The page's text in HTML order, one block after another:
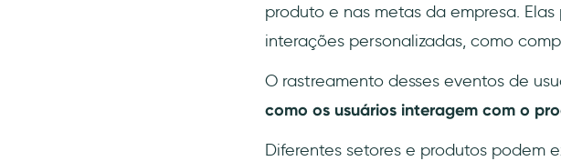
produto e nas metas da empresa.
interações personalizadas, como
O rastreamento desses eventos de
como os usuários interagem com o
Diferentes setores e produtos podem